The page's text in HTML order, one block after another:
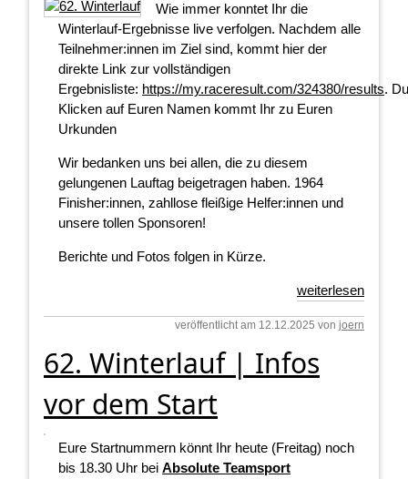
Wie immer konntet Ihr die
Winterlauf-Ergebnisse live verfolgen. Nachdem alle
Teilnehmer:innen im Ziel sind, kommt hier der
direkte Link zur vollständigen
Ergebnisliste: https://my.raceresult.com/324380/results.
Klicken auf Euren Namen kommt Ihr zu Euren
Urkunden
Wir bedanken uns bei allen, die zu diesem
gelungenen Lauftag beigetragen haben. 1964
Finisher:innen, zahllose fleißige Helfer:innen und
unsere tollen Sponsoren!
Berichte und Fotos folgen in Kürze.
weiterlesen
veröffentlicht am 12.12.2025 von joern
62. Winterlauf | Infos
vor dem Start
Eure Startnummern könnt Ihr heute (Freitag) noch
bis 18.30 Uhr bei Absolute Teamsport